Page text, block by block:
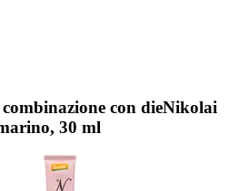
con dieNikolai
30 ml